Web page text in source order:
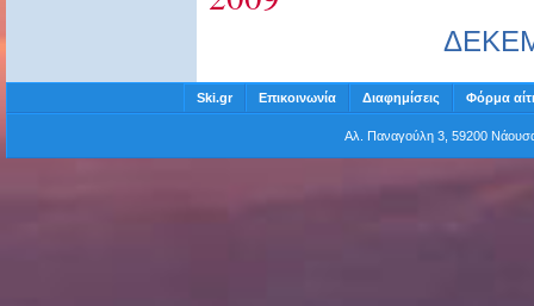
Ski.gr Επικοινωνία Διαφημίσεις Φόρμα
Αλ. Παναγούλη 3, 59200